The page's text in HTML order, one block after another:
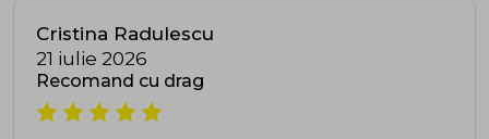
Cristina Radulescu
21 iulie 2026
Recomand cu drag